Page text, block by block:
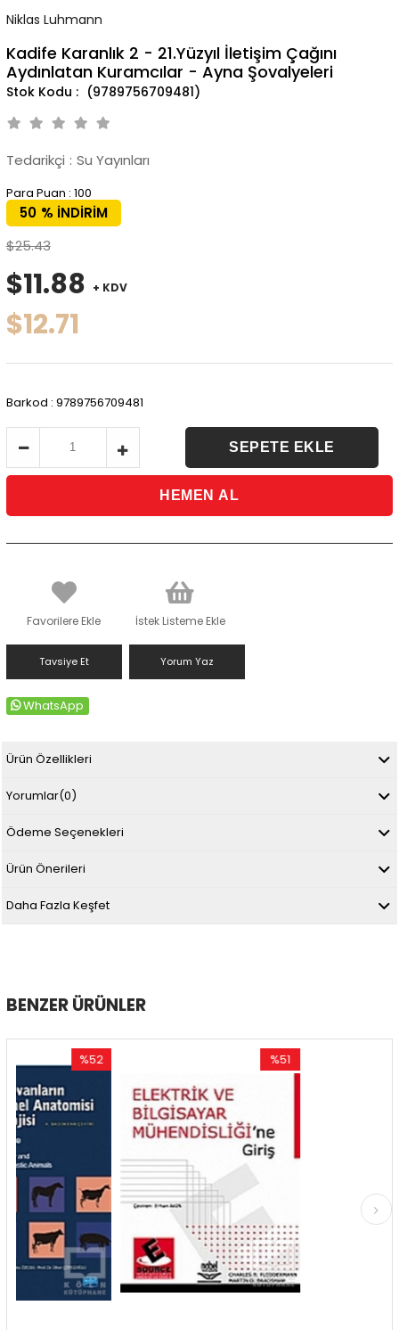
Niklas Luhmann
Kadife Karanlık 2 - 21.Yüzyıl İletişim Çağını
Aydınlatan Kuramcılar - Ayna Şovalyeleri
(9789756709481)
Tedarikçi : Su Yayınları
Para Puan : 100
%
50
İNDIRIM
$25.43
$11.88 + KDV
$12.71
Barkod : 9789756709481
Favorilere Ekle İstek Listeme Ekle
Tavsiye Et Yorum Yaz
WhatsApp
Ürün Özellikleri
Yorumlar(0)
Ödeme Seçenekleri
Ürün Önerileri
Daha Fazla Keşfet
BENZER ÜRÜNLER
İndirim
%51İndirim